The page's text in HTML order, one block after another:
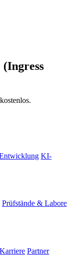
(Ingress
KI-
Prüfstände & Labore
Karriere Partner